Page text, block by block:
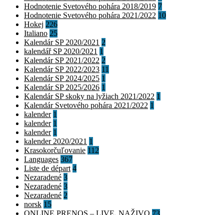
Hodnotenie Svetového pohára 2018/2019 7
Hodnotenie Svetového pohára 2021/2022 10
Hokej 226
Italiano 25
Kalendár SP 2020/2021 2
kalendář SP 2020/2021 1
Kalendár SP 2021/2022 2
Kalendár SP 2022/2023 11
Kalendár SP 2024/2025 1
Kalendár SP 2025/2026 1
Kalendár SP skoky na lyžiach 2021/2022 1
Kalendár Svetového pohára 2021/2022 1
kalender 1
kalender 1
kalender 1
kalender 2020/2021 1
Krasokorčuľovanie 112
Languages 367
Liste de départ 4
Nezaradené 3
Nezaradené 3
Nezaradené 2
norsk 15
ONLINE PRENOS – LIVE, NAŽIVO 73